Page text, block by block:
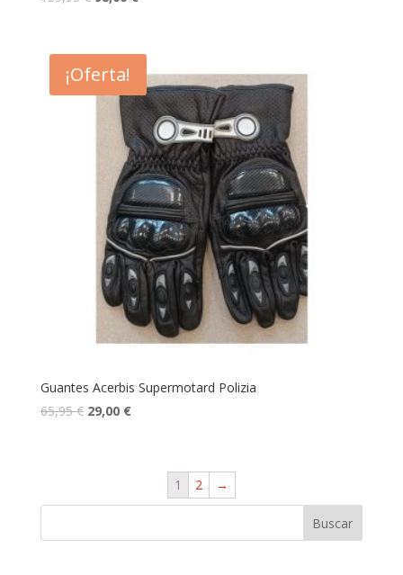
¡Oferta!
Guantes Acerbis Supermotard Polizia
65,95€ 29,00 €
1 2 →
Buscar